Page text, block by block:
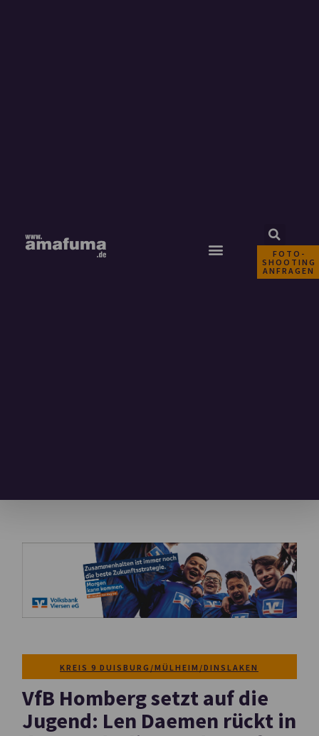
FOTO-
SHOOTING
ANFRAGEN
KREIS 9 DUISBURG/MÜLHEIM/DINSLAKEN
VfB Homberg setzt auf die
Jugend: Len Daemen rückt in